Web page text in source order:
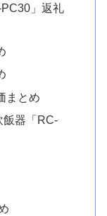
」返礼
まとめ
飯器「RC-